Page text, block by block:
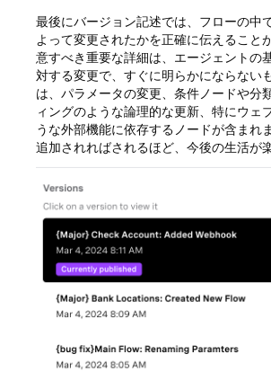
最後にバージョン記述では、フローの中
よって変更されたかを正確に伝えること
意すべき重要な詳細は、エージェントの
対する変更で、すぐに明らかにならない
は、パラメータの変更、条件ノードや分
ィングのような論理的な更新、特にウェ
うな外部機能に依存するノードが含まれ
追加されればされるほど、今後の生活が